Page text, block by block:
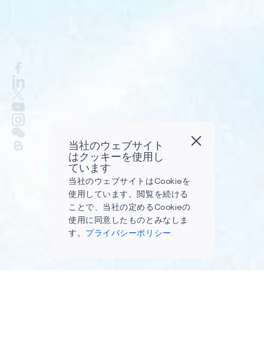
当社のウェブサイト
はクッキーを使用し
ています
当社のウェブサイトはCookieを
使用しています。閲覧を続ける
ことで、当社の定めるCookieの
使用に同意したものとみなしま
す。 プライバシーポリシー.